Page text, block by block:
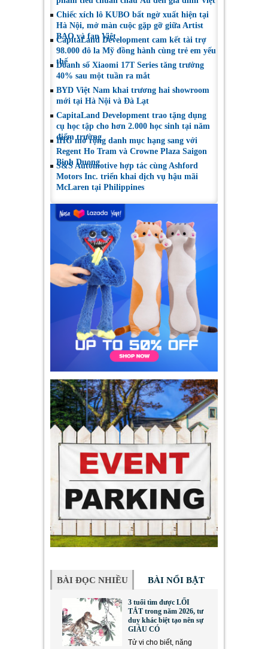
Chiếc xích lô KUBO bất ngờ xuất hiện tại
Hà Nội, mở màn cuộc gặp gỡ giữa Artist
BAO và fan Việt
CapitaLand Development cam kết tài trợ
98.000 đô la Mỹ đồng hành cùng trẻ em yếu
thế
Doanh số Xiaomi 17T Series tăng trưởng
40% sau một tuần ra mắt
BYD Việt Nam khai trương hai showroom
mới tại Hà Nội và Đà Lạt
CapitaLand Development trao tặng dụng
cụ học tập cho hơn 2.000 học sinh tại năm
điểm trường
IHG mở rộng danh mục hạng sang với
Regent Ho Tram và Crowne Plaza Saigon
Binh Duong
S&S Automotive hợp tác cùng Ashford
Motors Inc. triển khai dịch vụ hậu mãi
McLaren tại Philippines
BÀI ĐỌC NHIỀU BÀI NỔI BẬT
3 tuổi tìm được LỐI
TẮT trong năm 2026, tư
duy khác biệt tạo nên sự
GIÀU CÓ
Tử vi cho biết, năng